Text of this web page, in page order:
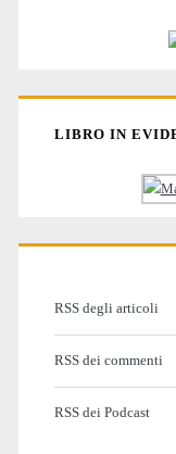
LIBRO IN
RSS degli articoli
RSS dei commenti
RSS dei Podcast